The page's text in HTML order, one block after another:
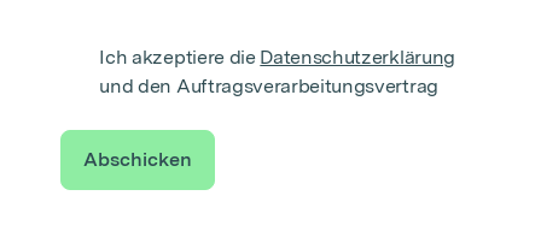
Ich akzeptiere die Datenschutzerklärung
und den Auftragsverarbeitungsvertrag